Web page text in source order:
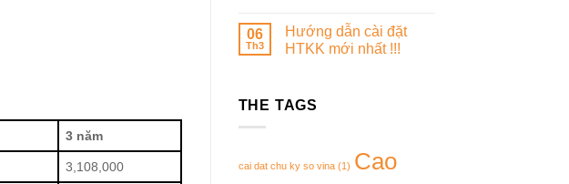
3 năm
3,108,000
06
Th3
Hướng dẫn cài đặt
HTKK mới nhất !!!
THE TAGS
cai dat chu ky so vina(1) Cao